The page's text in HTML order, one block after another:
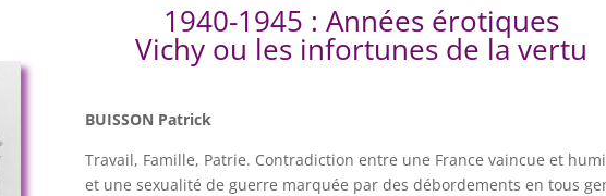
1940-1945 : Années érotiques
Vichy ou les infortunes de la vertu
BUISSON Patrick
Travail, Famille, Patrie. Contradiction entre une France vaincue et
et une sexualité de guerre marquée par des débordements en tous